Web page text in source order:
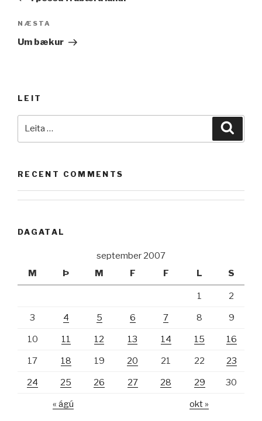
Næsta
færsla
NÆSTA
Um bækur
LEIT
RECENT COMMENTS
DAGATAL
september 2007
M
Þ M F F L S
1 2
3 4 5 6 7 8 9
10 11 12 13 14 15 16
17 18 19 20 21 22 23
24 25 26 27 28 29 30
« ágú okt »